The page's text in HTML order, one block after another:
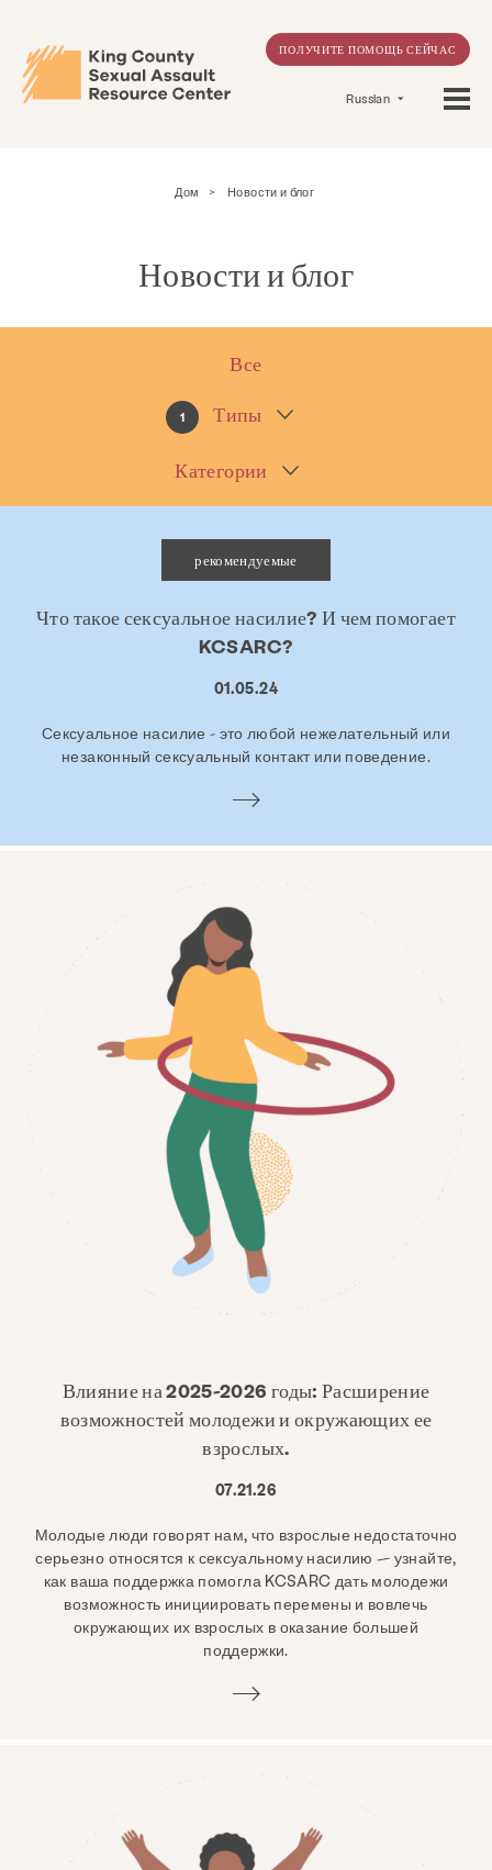
ПОЛУЧИТЕ ПОМОЩЬ СЕЙЧАС
Russian
Дом > Новости и блог
Новости и блог
Все
1 Типы
Категории
рекомендуемые
Что такое сексуальное насилие? И чем помогает
KCSARC?
01.05.24
Сексуальное насилие - это любой нежелательный или
незаконный сексуальный контакт или поведение.
Влияние на 2025-2026 годы: Расширение
возможностей молодежи и окружающих ее
взрослых.
07.21.26
Молодые люди говорят нам, что взрослые недостаточно
серьезно относятся к сексуальному насилию — узнайте,
как ваша поддержка помогла KCSARC дать молодежи
возможность инициировать перемены и вовлечь
окружающих их взрослых в оказание большей
поддержки.